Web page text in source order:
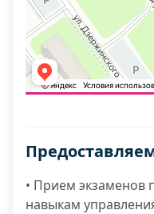
• Прием экзаменов
навыкам